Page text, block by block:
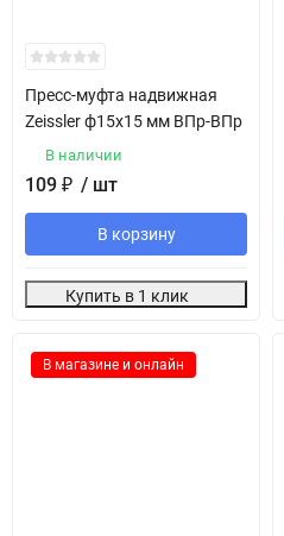
Пресс-муфта надвижная
Zeissler ф15х15 мм ВПр-ВПр
В наличии
109 ₽ / шт
В корзину
Купить в 1 клик
В магазине и онлайн